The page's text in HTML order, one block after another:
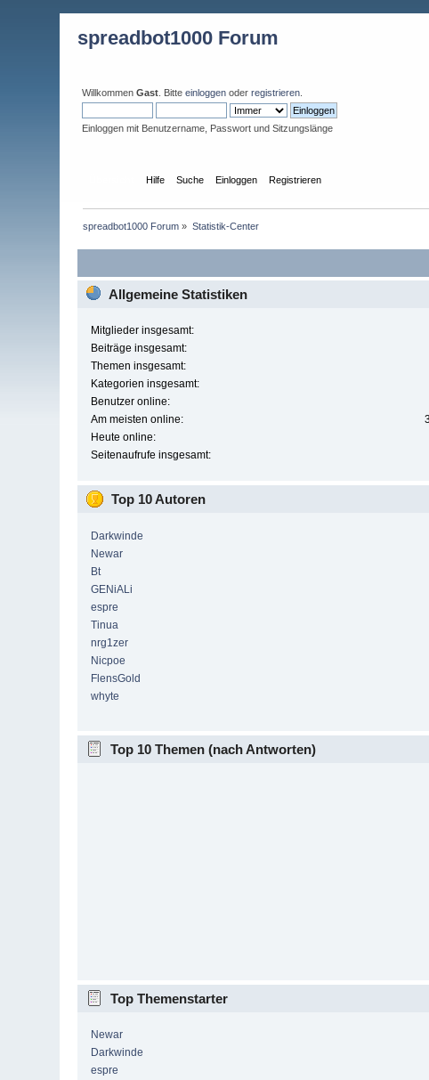
spreadbot1000 Forum
WillkommenGast . Bitteeinloggen oderregistrieren
Einloggen mit Benutzername, Passwort und Sitzungslänge
Hilfe Suche Einloggen Registrieren
spreadbot1000 Forum » Statistik-Center
Allgemeine Statistiken
Mitglieder insgesamt:
Beiträge insgesamt:
Themen insgesamt:
Kategorien insgesamt:
Benutzer online:
Am meisten online:
Heute online:
Seitenaufrufe insgesamt:
Top 10 Autoren
Darkwinde
Newar
Bt
GENiALi
espre
Tinua
nrg1zer
Nicpoe
FlensGold
whyte
Top 10 Themen (nach Antworten)
Top Themenstarter
Newar
Darkwinde
espre